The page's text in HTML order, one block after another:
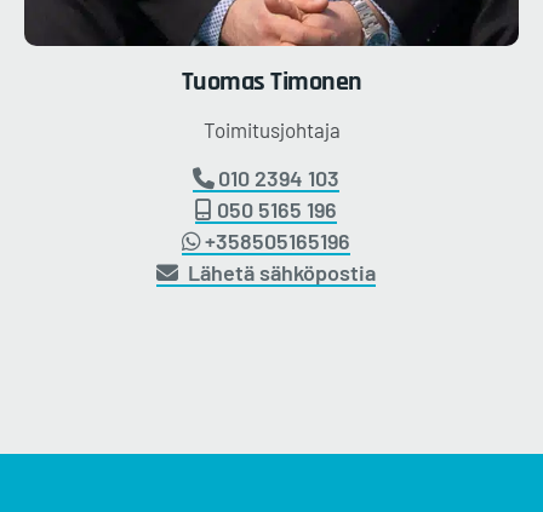
TuomasTimonen
Toimitusjohtaja
010 2394 103
050 5165 196
+358505165196
Lähetä sähköpostia